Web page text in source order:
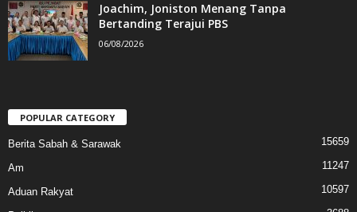
Joachim, Joniston Menang Tanpa
Bertanding Terajui PBS
06/08/2026
POPULAR CATEGORY
Berita Sabah & Sarawak 15659
Am 11247
Aduan Rakyat 10597